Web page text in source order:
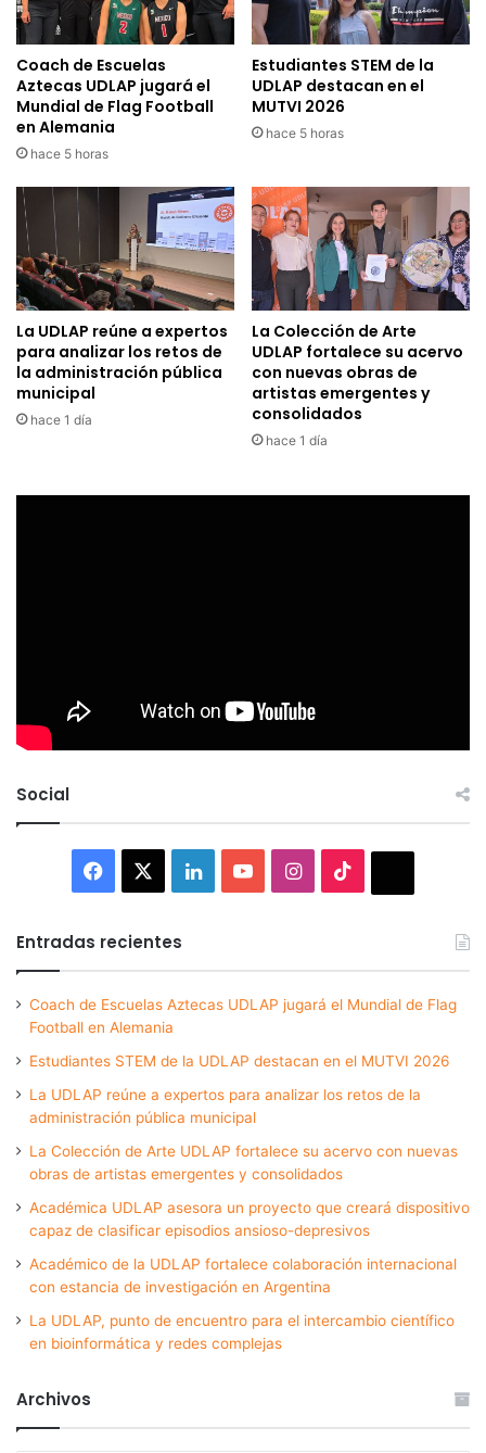
Coach de Escuelas
Aztecas UDLAP jugará el
Mundial de Flag Football
en Alemania
hace 5 horas
Estudiantes STEM de la
UDLAP destacan en el
MUTVI 2026
hace 5 horas
La UDLAP reúne a expertos
para analizar los retos de
la administración pública
municipal
hace 1 día
La Colección de Arte
UDLAP fortalece su acervo
con nuevas obras de
artistas emergentes y
consolidados
hace 1 día
Social
Facebook LinkedInYouTubeInstagram
Entradas recientes
Coach de Escuelas Aztecas UDLAP jugará el Mundial de Flag
Football en Alemania
Estudiantes STEM de la UDLAP destacan en el MUTVI 2026
La UDLAP reúne a expertos para analizar los retos de la
administración pública municipal
La Colección de Arte UDLAP fortalece su acervo con nuevas
obras de artistas emergentes y consolidados
Académica UDLAP asesora un proyecto que creará dispositivo
capaz de clasificar episodios ansioso-depresivos
Académico de la UDLAP fortalece colaboración internacional
con estancia de investigación en Argentina
La UDLAP, punto de encuentro para el intercambio científico
en bioinformática y redes complejas
Archivos